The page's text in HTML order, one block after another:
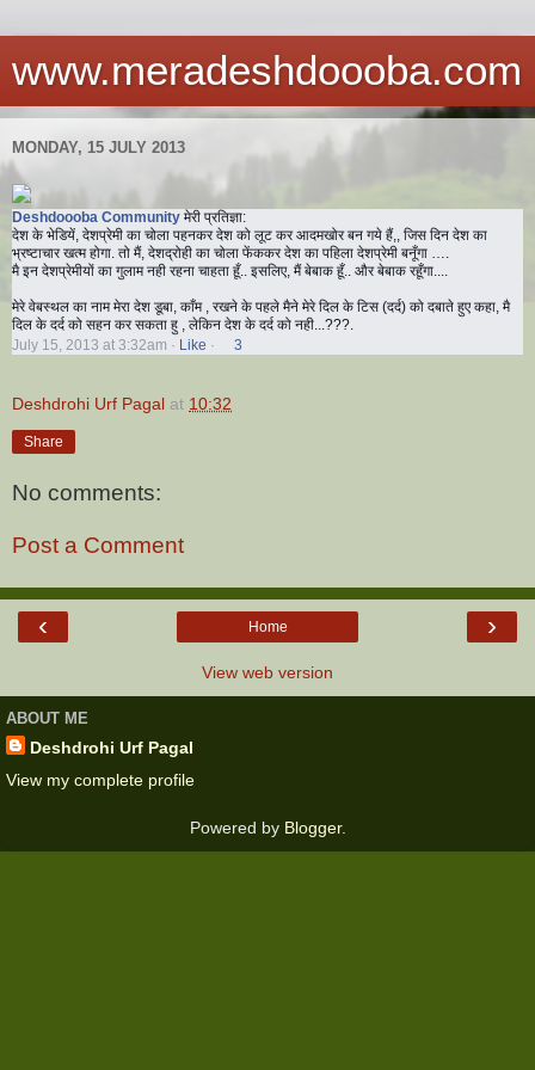
www.meradeshdoooba.com
MONDAY, 15 JULY 2013
Deshdoooba Community मेरी प्रतिज्ञा:
देश के भेडियें, देशप्रेमी का चोला पहनकर देश को लूट कर आदमखोर बन गये हैं,, जिस दिन देश का
भ्रष्टाचार खत्म होगा. तो मैं, देशद्रोही का चोला फेंककर देश का पहिला देशप्रेमी बनूँगा ….
मै इन देशप्रेमीयों का गुलाम नही रहना चाहता हूँ.. इसलिए, मैं बेबाक हूँ.. और बेबाक रहूँगा....
मेरे वेबस्थल का नाम मेरा देश डूबा, काँम , रखने के पहले मैने मेरे दिल के टिस (दर्द) को दबाते हुए कहा, मै
दिल के दर्द को सहन कर सकता हु , लेकिन देश के दर्द को नही...???.
July 15, 2013 at 3:32am · Like · 3
Deshdrohi Urf Pagal at 10:32
Share
No comments:
Post a Comment
‹ ›
Home
View web version
ABOUT ME
Deshdrohi Urf Pagal
View my complete profile
Powered by Blogger.